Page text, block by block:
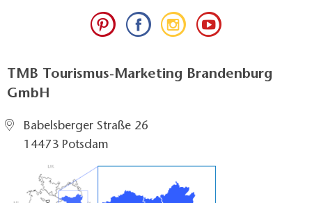
TMB Tourismus-Marketing Brandenburg
GmbH
Babelsberger Straße 26
14473 Potsdam